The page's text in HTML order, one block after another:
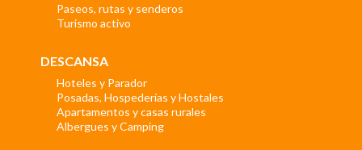
Paseos, rutas y senderos
Turismo activo
DESCANSA
Hoteles y Parador
Posadas, Hospederías y Hostales
Apartamentos y casas rurales
Albergues y Camping